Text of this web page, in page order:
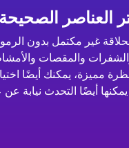
العناصر الصحيحة
غير مكتمل بدون
والمقصات
مميزة، يمكنك أيضًا